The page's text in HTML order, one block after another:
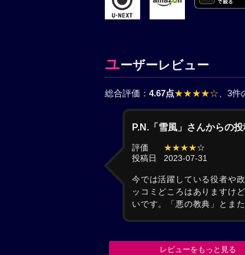
ユーザーレビュー
総合評価： 4.67点★★★★☆ 、3
P.N.「雪風」さんからの
評価 ★★★★☆
投稿日
2023-07-31
今では活躍している役者や
ッコミどころはありますけ
いです。「悪の教典」とま
レビューをもっと見る